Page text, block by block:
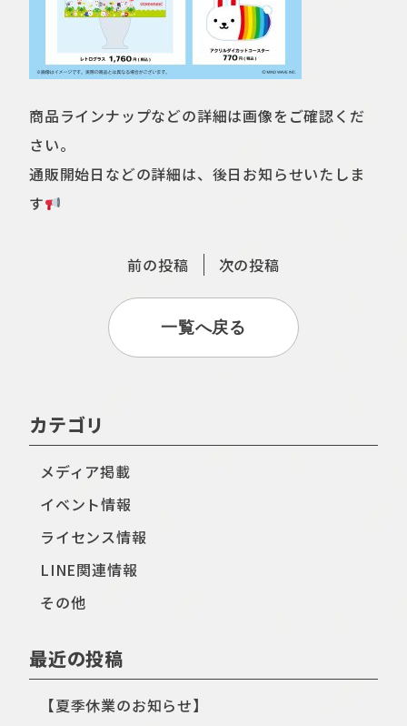
商品ラインナップなどの詳細は画像をご確認くだ
さい。
通販開始日などの詳細は、後日お知らせいたしま
す
前の投稿 次の投稿
一覧へ戻る
カテゴリ
メディア掲載
イベント情報
ライセンス情報
LINE関連情報
その他
最近の投稿
【夏季休業のお知らせ】